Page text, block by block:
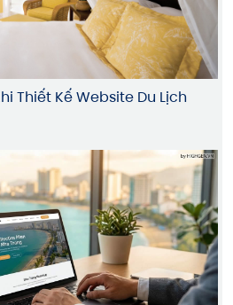
Thiết Kế Website Du Lịch